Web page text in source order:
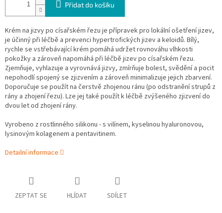
Přidat do košíku
Krém na jizvy po císařském řezu je přípravek pro lokální ošetření jizev,
je účinný při léčbě a prevenci hypertrofických jizev a keloidů. Bílý,
rychle se vstřebávající krém pomáhá udržet rovnováhu vlhkosti
pokožky a zároveň napomáhá při léčbě jizev po císařském řezu.
Zjemňuje, vyhlazuje a vyrovnává jizvy, zmírňuje bolest, svědění a pocit
nepohodlí spojený se zjizvením a zároveň minimalizuje jejich zbarvení.
Doporučuje se použít na čerstvě zhojenou ránu (po odstranění strupů z
rány a zhojení řezu). Lze jej také použít k léčbě zvýšeného zjizvení do
dvou let od zhojení rány.
Vyrobeno z rostlinného silikonu - s vilínem, kyselinou hyaluronovou,
lysinovým kolagenem a pentavitinem.
Detailní informace
ZEPTAT SE HLÍDAT SDÍLET